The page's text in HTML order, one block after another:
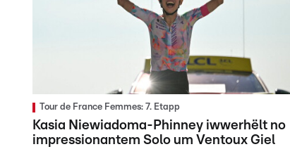
Tour de France Femmes: 7. Etapp
Kasia Niewiadoma-Phinney iwwerhëlt no
impressionantem Solo um Ventoux Giel